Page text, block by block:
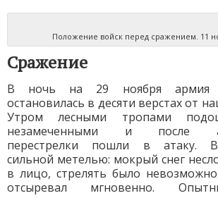
Положение войск перед сражением. 11
Сражение
В ночь на 29 ноября армия
остановилась в десяти верстах от
Утром лесными тропами
незамеченными и после
перестрелки пошли в атаку.
сильной метелью: мокрый снег
в лицо, стрелять было
отсыревал мгновенно.